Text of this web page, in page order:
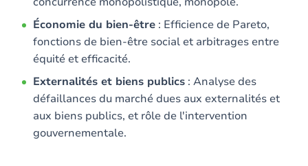
Économie du bien-être : Efficience de Pareto,
fonctions de bien-être social et arbitrages entre
équité et efficacité.
Externalités et biens publics : Analyse des
défaillances du marché dues aux externalités et
aux biens publics, et rôle de l'intervention
gouvernementale.